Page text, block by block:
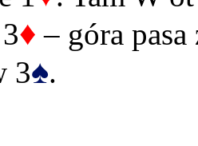
♦ – góra
3♠.